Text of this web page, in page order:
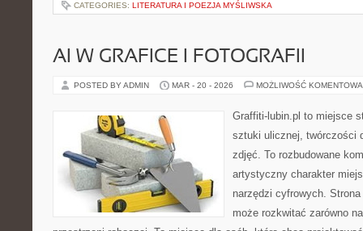
CATEGORIES: LITERATURA I POEZJA MYŚLIWSKA
AI W GRAFICE I FOTOGRAFII
POSTED BY ADMIN MAR - 20 - 2026 MOŻLIWOŚĆ
Graffiti-lubin.pl to miejsce
sztuki ulicznej, twórczości
zdjęć. To rozbudowane
artystyczny charakter
narzędzi cyfrowych.
może rozkwitać zarówno